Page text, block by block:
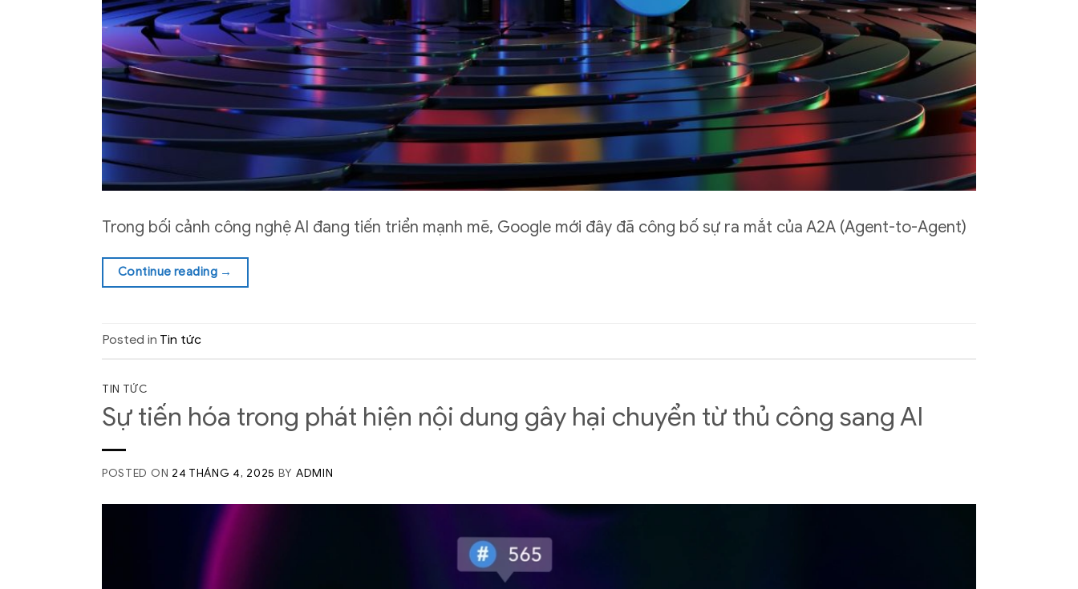
Trong bối cảnh công nghệ AI đang tiến triển mạnh mẽ, Google mới đây đã công bố sự ra mắt của A2A (Agent-to-Agent)
Continue reading →
Posted in Tin tức
TIN TỨC
Sự tiến hóa trong phát hiện nội dung gây hại chuyển từ thủ công sang AI
POSTED ON 24 THÁNG 4, 2025 BY ADMIN